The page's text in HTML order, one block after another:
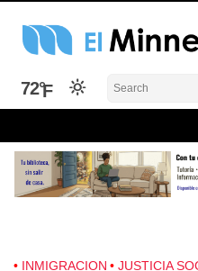
Skip
El Minnesota de Hoy Noticias
Latino Noticias Minnesota
72°
INMIGRACION JUSTICIA